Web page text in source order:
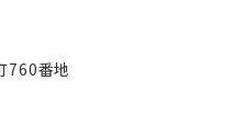
760番地